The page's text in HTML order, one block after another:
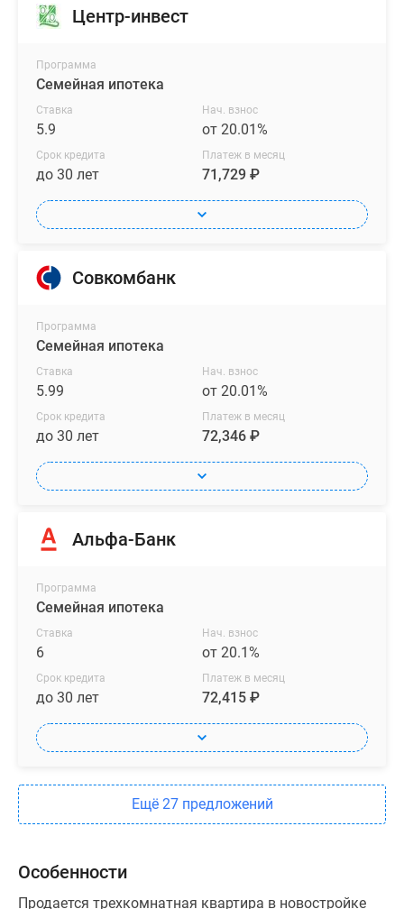
Центр-инвест
Программа
Семейная ипотека
Ставка
5.9
Нач. взнос
от 20.01%
Срок кредита
до 30 лет
Платеж в месяц
71,729 ₽
Совкомбанк
Программа
Семейная ипотека
Ставка
5.99
Нач. взнос
от 20.01%
Срок кредита
до 30 лет
Платеж в месяц
72,346 ₽
Альфа-Банк
Программа
Семейная ипотека
Ставка
6
Нач. взнос
от 20.1%
Срок кредита
до 30 лет
Платеж в месяц
72,415 ₽
Ещё 27 предложений
Особенности
Продается трехкомнатная квартира в новостройке